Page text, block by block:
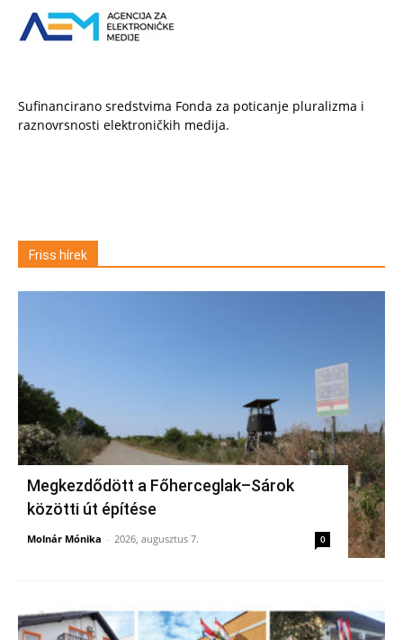
Sufinancirano sredstvima Fonda za poticanje pluralizma i
raznovrsnosti elektroničkih medija.
Friss hírek
Megkezdődött a Főherceglak–Sárok
közötti út építése
Molnár Mónika - 2026, augusztus 7. 0